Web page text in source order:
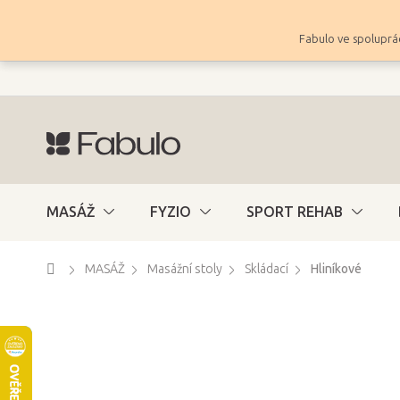
Fabulo ve
MASÁŽ FYZIO SPORT REHAB
DomůMASÁŽ Masážní stoly Skládací Hliníkové